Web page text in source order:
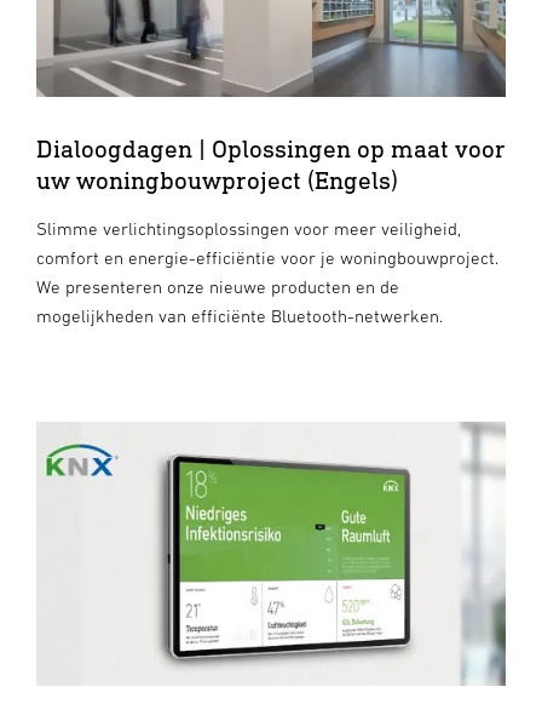
Dialoogdagen | Oplossingen op maat voor
uw woningbouwproject (Engels)
Slimme verlichtingsoplossingen voor meer veiligheid,
comfort en energie-efficiëntie voor je woningbouwproject.
We presenteren onze nieuwe producten en de
mogelijkheden van efficiënte Bluetooth-netwerken.